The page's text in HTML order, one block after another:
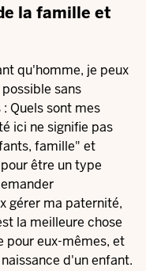
la famille et
qu'homme, je peux
sans
Quels sont mes
ici ne signifie pas
famille" et
être un type
gérer ma paternité,
la meilleure chose
pour eux-mêmes, et
d'un enfant.